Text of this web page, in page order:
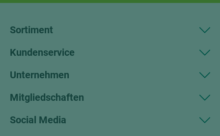
Sortiment
Kundenservice
Unternehmen
Mitgliedschaften
Social Media